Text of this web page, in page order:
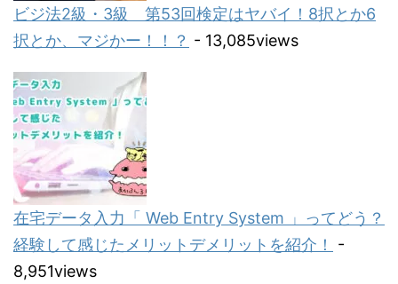
ビジ法2級・3級 第53回検定はヤバイ！8択とか6
択とか、マジかー！！？ - 13,085views
在宅データ入力「 Web Entry System 」ってどう？
経験して感じたメリットデメリットを紹介！
-
8,951views